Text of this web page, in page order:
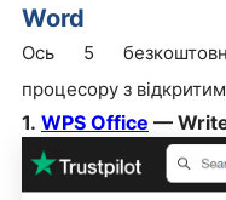
Word
Ось 5
процесору з
1. WPS Office —